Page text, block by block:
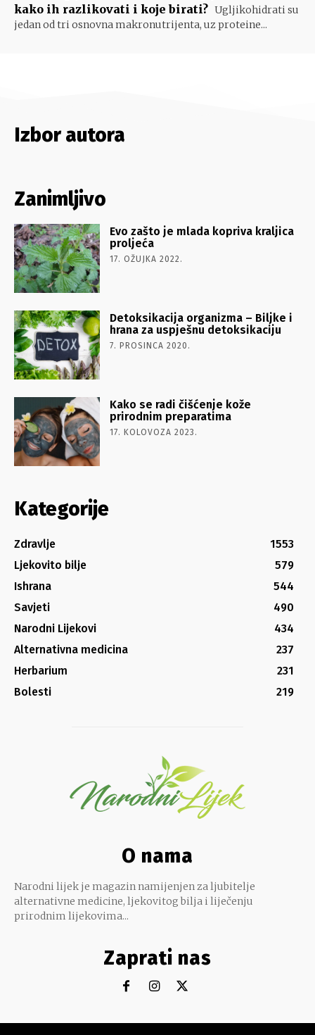
kako ih razlikovati i koje birati? Ugljikohidrati su
jedan od tri osnovna makronutrijenta, uz proteine...
Izbor autora
Zanimljivo
Evo zašto je mlada kopriva kraljica
proljeća
17. OŽUJKA 2022.
Detoksikacija organizma – Biljke i
hrana za uspješnu detoksikaciju
7. PROSINCA 2020.
Kako se radi čišćenje kože
prirodnim preparatima
17. KOLOVOZA 2023.
Kategorije
Zdravlje
1553
Ljekovito bilje
579
Ishrana
544
Savjeti
490
Narodni Lijekovi
434
Alternativna medicina
237
Herbarium
231
Bolesti
219
O nama
Narodni lijek je magazin namijenjen za ljubitelje
alternativne medicine, ljekovitog bilja i liječenju
prirodnim lijekovima...
Zaprati nas